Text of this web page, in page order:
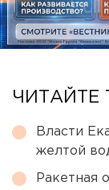
ЧИТАЙТЕ
Власти
желтой
Ракетная